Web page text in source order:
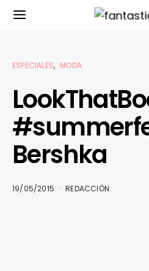
ESPECIALES MODA
Bershka
19/05/2015 REDACCIÓN